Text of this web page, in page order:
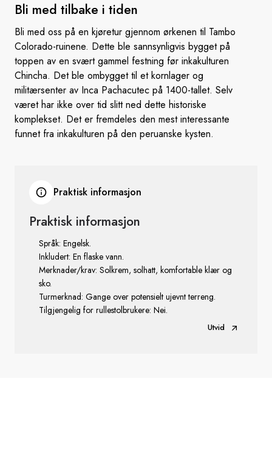
Bli med tilbake i tiden
Bli med oss på en kjøretur gjennom ørkenen til Tambo
Colorado-ruinene. Dette ble sannsynligvis bygget på
toppen av en svært gammel festning før inkakulturen
Chincha. Det ble ombygget til et kornlager og
militærsenter av Inca Pachacutec på 1400-tallet. Selv
været har ikke over tid slitt ned dette historiske
komplekset. Det er fremdeles den mest interessante
funnet fra inkakulturen på den peruanske kysten.
Praktisk informasjon
Praktisk informasjon
Språk: Engelsk.
Inkludert: En flaske vann.
Merknader/krav: Solkrem, solhatt, komfortable klær og
sko.
Turmerknad: Gange over potensielt ujevnt terreng.
Tilgjengelig for rullestolbrukere: Nei.
Utvid